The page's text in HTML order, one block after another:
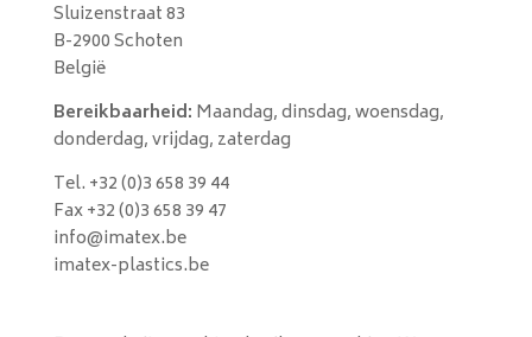
Sluizenstraat 83
B-2900 Schoten
België
Bereikbaarheid: Maandag, dinsdag, woensdag,
donderdag, vrijdag, zaterdag
Tel. +32 (0)3 658 39 44
Fax +32 (0)3 658 39 47
info@imatex.be
imatex-plastics.be